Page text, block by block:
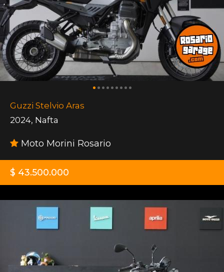
Guzzi Stelvio Aras
2024, Nafta
Moto Morini Rosario
$ 43.500.000